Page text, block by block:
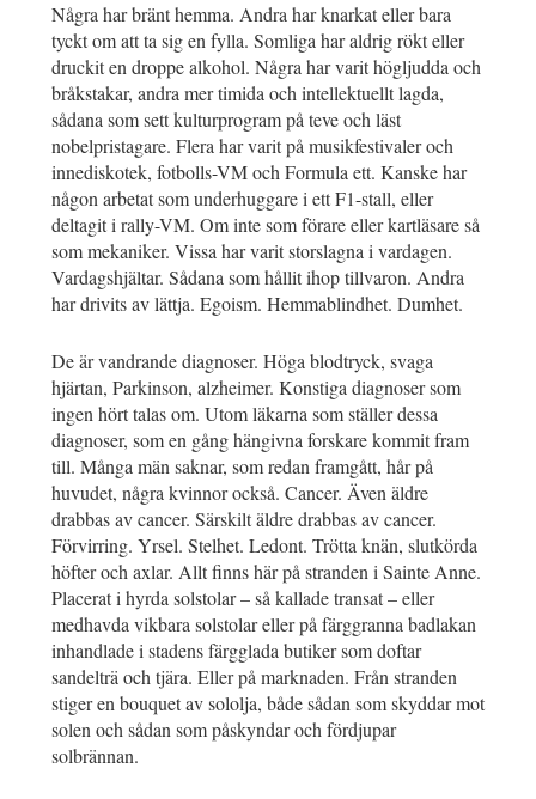
Några har bränt hemma. Andra har knarkat eller bara
tyckt om att ta sig en fylla. Somliga har aldrig rökt eller
druckit en droppe alkohol. Några har varit högljudda och
bråkstakar, andra mer timida och intellektuellt lagda,
sådana som sett kulturprogram på teve och läst
nobelpristagare. Flera har varit på musikfestivaler och
innediskotek, fotbolls-VM och Formula ett. Kanske har
någon arbetat som underhuggare i ett F1-stall, eller
deltagit i rally-VM. Om inte som förare eller kartläsare så
som mekaniker. Vissa har varit storslagna i vardagen.
Vardagshjältar. Sådana som hållit ihop tillvaron. Andra
har drivits av lättja. Egoism. Hemmablindhet. Dumhet.
De är vandrande diagnoser. Höga blodtryck, svaga
hjärtan, Parkinson, alzheimer. Konstiga diagnoser som
ingen hört talas om. Utom läkarna som ställer dessa
diagnoser, som en gång hängivna forskare kommit fram
till. Många män saknar, som redan framgått, hår på
huvudet, några kvinnor också. Cancer. Även äldre
drabbas av cancer. Särskilt äldre drabbas av cancer.
Förvirring. Yrsel. Stelhet. Ledont. Trötta knän, slutkörda
höfter och axlar. Allt finns här på stranden i Sainte Anne.
Placerat i hyrda solstolar – så kallade transat – eller
medhavda vikbara solstolar eller på färggranna badlakan
inhandlade i stadens färgglada butiker som doftar
sandelträ och tjära. Eller på marknaden. Från stranden
stiger en bouquet av sololja, både sådan som skyddar mot
solen och sådan som påskyndar och fördjupar
solbrännan.